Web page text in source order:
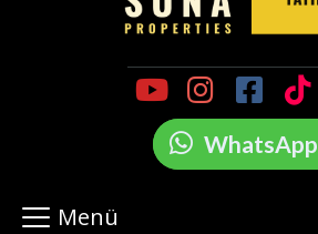
WhatsApp
Menü